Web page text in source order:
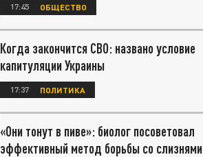
17:45 ОБЩЕСТВО
Когда закончится СВО: названо условие
капитуляции Украины
17:37 ПОЛИТИКА
«Они тонут в пиве»: биолог посоветовал
эффективный метод борьбы со слизнями